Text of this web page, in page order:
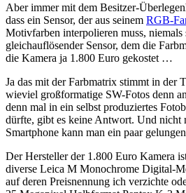
Aber immer mit dem Besitzer-
dass ein Sensor, der aus seinem RGB-
Motivfarben interpolieren muss,
gleichauflösender Sensor, dem die
die Kamera ja 1.800 Euro gekostet …
Ja das mit der Farbmatrix stimmt in der
wieviel großformatige SW-Fotos denn
denn mal in ein selbst produziertes
dürfte, gibt es keine Antwort. Und nicht
Smartphone kann man ein paar
Der Hersteller der 1.800 Euro Kamera
diverse Leica M Monochrome Digital-
auf deren Preisnennung ich verzichte